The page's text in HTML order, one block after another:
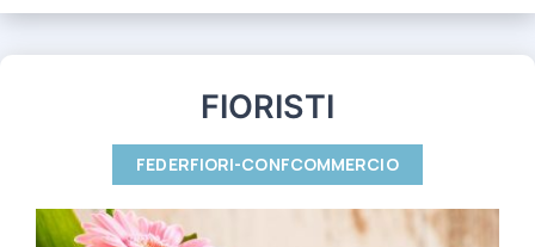
FIORISTI
FEDERFIORI-CONFCOMMERCIO